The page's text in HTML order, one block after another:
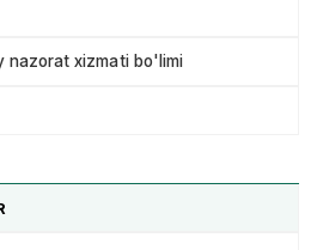
nazorat xizmati bo'limi